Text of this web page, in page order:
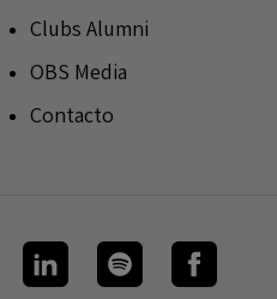
Clubs Alumni
OBS Media
Contacto